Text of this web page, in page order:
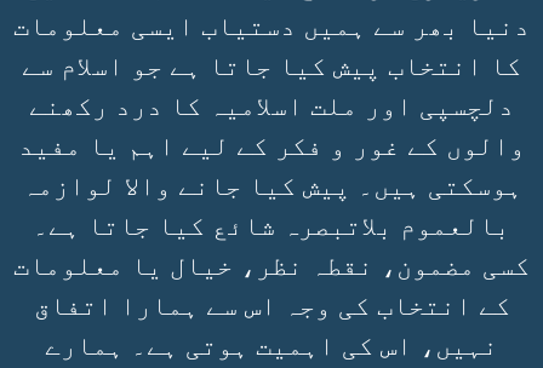
دنیا بھر سے ہمیں دستیاب ایسی معلومات
کا انتخاب پیش کیا جاتا ہے جو اسلام سے
دلچسپی اور ملت اسلامیہ کا درد رکھنے
والوں کے غور و فکر کے لیے اہم یا مفید
ہوسکتی ہیں۔ پیش کیا جانے والا لوازمہ
بالعموم بلاتبصرہ شائع کیا جاتا ہے۔
کسی مضمون، نقطہ نظر، خیال یا معلومات
کے انتخاب کی وجہ اس سے ہمارا اتفاق
نہیں، اس کی اہمیت ہوتی ہے۔ ہمارے